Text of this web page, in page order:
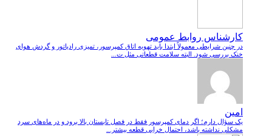
کارشناس روابط عمومی
در چنین شرایطی معمولاً ابتدا باید تهویه اتاق کمپرسور، تمیزی رادیاتور و گردش هوای
خنک بررسی شود. البته سلامت قطعاتی مثل ت...
امین
یک سؤال دارم؛ اگر دمای کمپرسور فقط در فصل تابستان بالا برود و در ماه‌های سرد
مشکلی نداشته باشد، احتمال خرابی قطعه بیشتر...